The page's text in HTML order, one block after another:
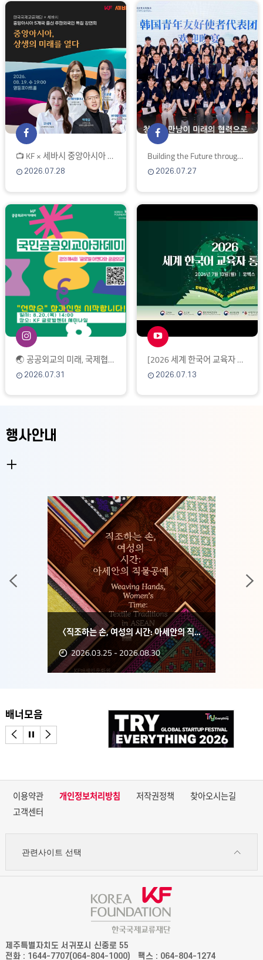
📺 KF × 세바시 중앙아시아 특집 강연회 방청객 모
2026.07.28
Building the Future through Yo
2026.07.27
🌏 공공외교의 미래, 국제협력 현장에서 답을 찾다 KF 국민공공외교아카데미 제4회 강
2026.07.31
[2026 세계 한국어 교육자 통합연수]
2026.07.13
행사안내
더보기
이전
〈직조하는 손, 여성의 시간: 아세안의 직물공예〉
2026.03.25 - 2026.08.30
배너모음
이전으로
정지
이용약관 개인정보처리방침 저작권정책
찾아오시는길
고객센터
관련사이트 선택
제주특별자치도 서귀포시 신중로 55
전화 : 1644-7707(064-804-1000)
팩스 : 064-804-1274